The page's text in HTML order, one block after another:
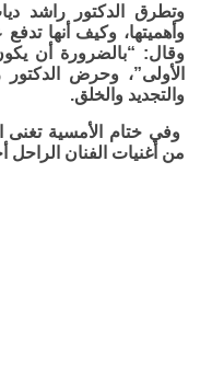
وتطرق الدكتور راشد
وأهميتها، وكيف أنها تدفع
وقال: “بالضرورة أن
الأولى”، وحرض الدكتور
والتجديد والخلق.
وفي ختام الأمسية
من أغنيات الفنان الراحل